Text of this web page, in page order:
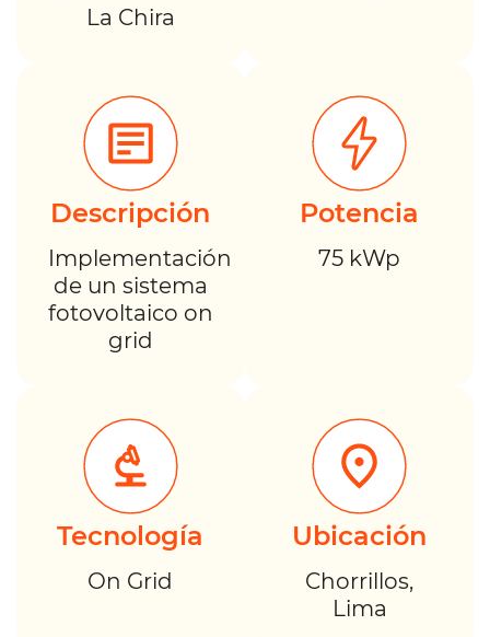
La Chira
Descripción
Implementación
de un sistema
fotovoltaico on
grid
Potencia
75 kWp
Tecnología
On Grid
Ubicación
Chorrillos,
Lima